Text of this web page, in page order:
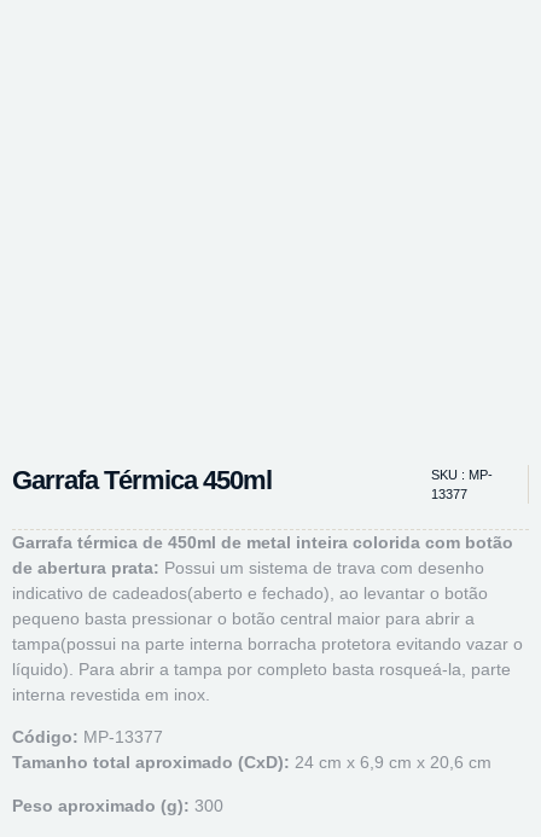
Garrafa Térmica 450ml
SKU : MP-
13377
Garrafa térmica de 450ml de metal inteira colorida com botão
de abertura prata: Possui um sistema de trava com desenho
indicativo de cadeados(aberto e fechado), ao levantar o botão
pequeno basta pressionar o botão central maior para abrir a
tampa(possui na parte interna borracha protetora evitando vazar o
líquido). Para abrir a tampa por completo basta rosqueá-la, parte
interna revestida em inox.
Código: MP-13377
Tamanho total aproximado (CxD): 24 cm x 6,9 cm x 20,6 cm
Peso aproximado (g): 300